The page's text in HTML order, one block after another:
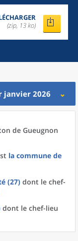
(zip, 13 ko)
janvier 2026
de Gueugnon
la commune de
(27) dont le chef-
dont le chef-lieu